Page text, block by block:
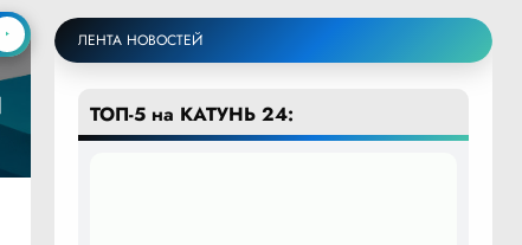
ЛЕНТА НОВОСТЕЙ
ТОП-5 на КАТУНЬ 24: